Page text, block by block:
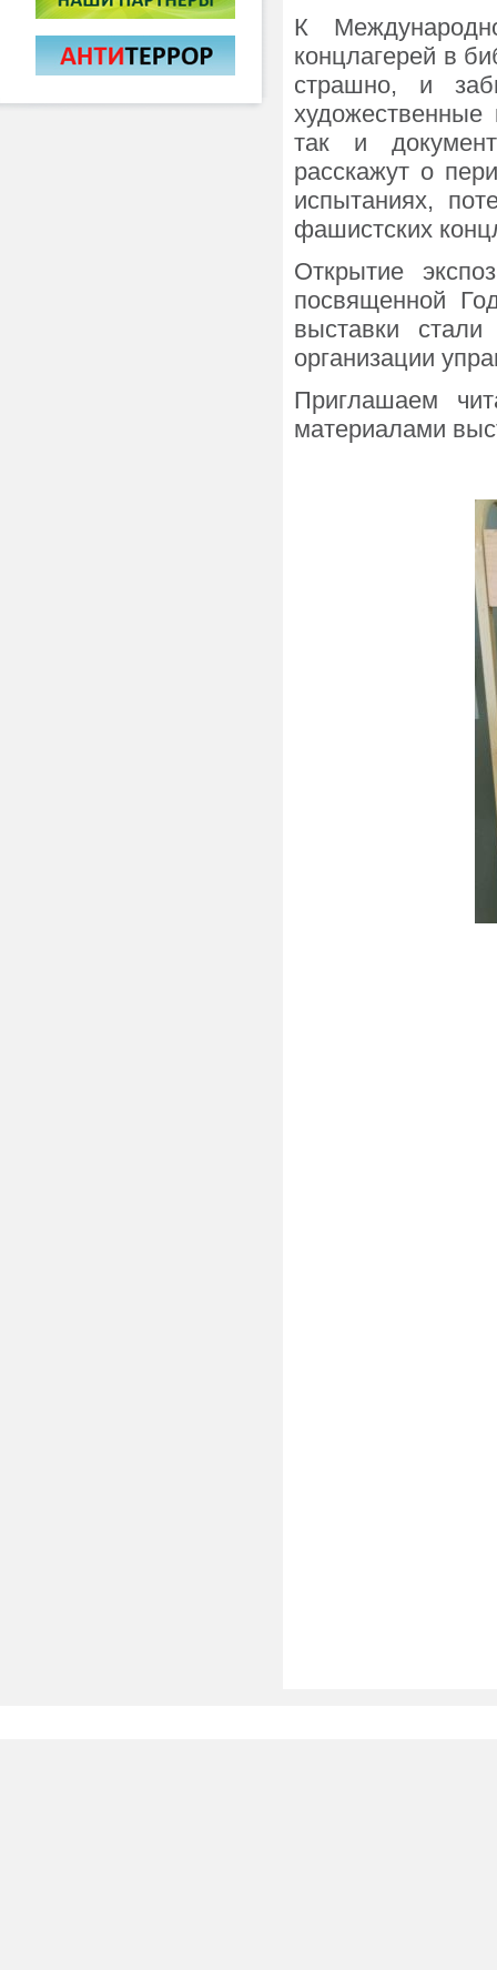
К
концлагерей в
страшно, и
художественные
так и
расскажут о
испытаниях,
фашистских
Открытие
посвященной
выставки
организации
Приглашаем
материалами